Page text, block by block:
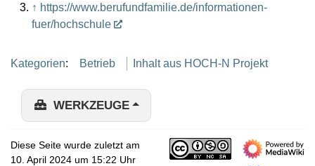
↑ https://www.berufundfamilie.de/informationen-
fuer/hochschule
Kategorien: Betrieb Inhalt aus HOCH-N Projekt
WERKZEUGE
Diese Seite wurde zuletzt am
10. April 2024 um 15:22 Uhr